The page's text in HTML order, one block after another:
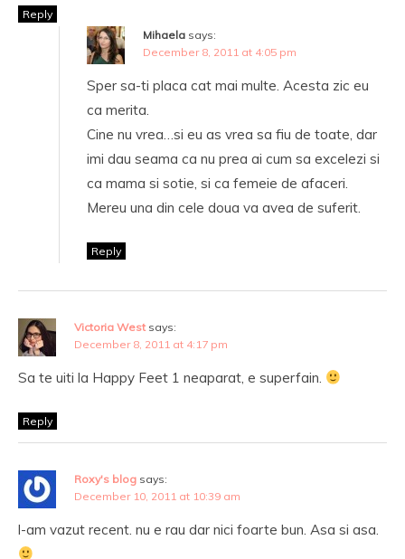
Reply
Mihaela says:
December 8, 2011 at 4:05 pm
Sper sa-ti placa cat mai multe. Acesta zic eu
ca merita.
Cine nu vrea…si eu as vrea sa fiu de toate, dar
imi dau seama ca nu prea ai cum sa excelezi si
ca mama si sotie, si ca femeie de afaceri.
Mereu una din cele doua va avea de suferit.
Reply
Victoria West says:
December 8, 2011 at 4:17 pm
Sa te uiti la Happy Feet 1 neaparat, e superfain.
Reply
Roxy's blog says:
December 10, 2011 at 10:39 am
l-am vazut recent. nu e rau dar nici foarte bun. Asa si asa.